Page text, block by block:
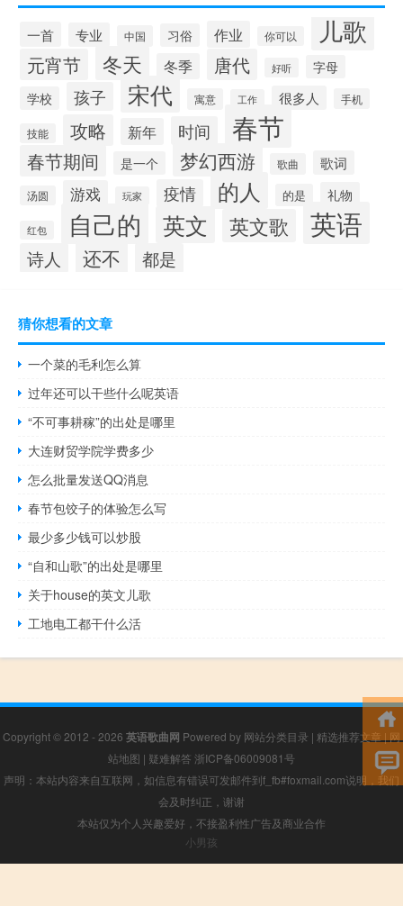
一首 专业 中国 习俗 作业 你可以 儿歌
元宵节 冬天 冬季 唐代 好听
字母
学校
孩子 宋代 寓意 工作 很多人 手机
技能 攻略 新年 时间 春节
春节期间 是一个 梦幻西游 歌曲 歌词
汤圆 游戏 玩家 疫情 的人 的是 礼物
红包 自己的 英文 英文歌 英语
诗人 还不 都是
猜你想看的文章
一个菜的毛利怎么算
过年还可以干些什么呢英语
“不可事耕稼”的出处是哪里
大连财贸学院学费多少
怎么批量发送QQ消息
春节包饺子的体验怎么写
最少多少钱可以炒股
“自和山歌”的出处是哪里
关于house的英文儿歌
工地电工都干什么活
Copyright © 2012 - 2026 英语歌曲网 Powered by 网站分类目录 | 精选推荐文章 | 网
站地图 | 疑难解答 浙ICP备06009081号
声明：本站内容来自互联网，如信息有错误可发邮件到f_fb#foxmail.com说明，我们
会及时纠正，谢谢
本站仅为个人兴趣爱好，不接盈利性广告及商业合作
小男孩